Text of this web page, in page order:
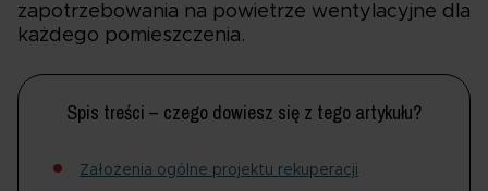
zapotrzebowania na powietrze wentylacyjne dla
każdego pomieszczenia.
Spis treści – czego dowiesz się z tego artykułu?
Założenia ogólne projektu rekuperacji